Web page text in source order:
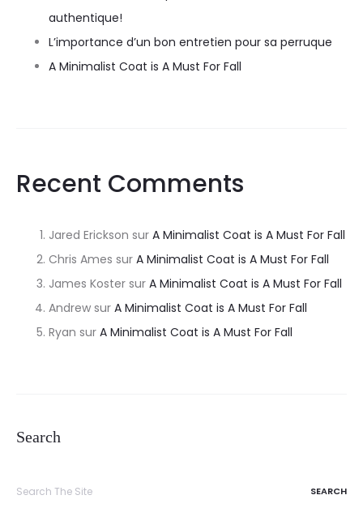
authentique!
L’importance d’un bon entretien pour sa perruque
A Minimalist Coat is A Must For Fall
Recent Comments
Jared Erickson sur A Minimalist Coat is A Must For Fall
Chris Ames sur A Minimalist Coat is A Must For Fall
James Koster sur A Minimalist Coat is A Must For Fall
Andrew sur A Minimalist Coat is A Must For Fall
Ryan sur A Minimalist Coat is A Must For Fall
Search